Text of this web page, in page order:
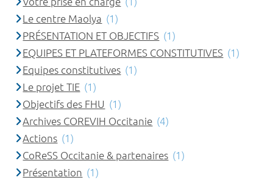
Le centre Maolya (1)
PRÉSENTATION ET OBJECTIFS (1)
EQUIPES ET PLATEFORMES CONSTITUTIVES (1)
Equipes constitutives (1)
Le projet TIE (1)
Objectifs des FHU (1)
Archives COREVIH Occitanie (4)
Actions (1)
CoReSS Occitanie & partenaires (1)
Présentation (1)